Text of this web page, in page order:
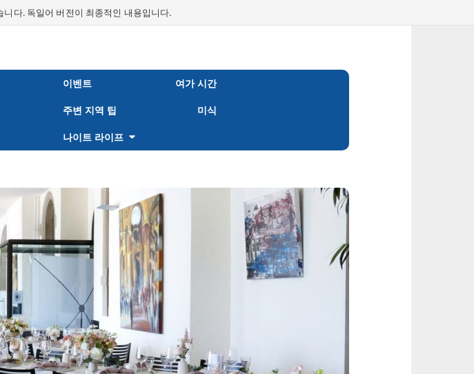
다. 독일어 버전이 최종적인 내용입니다.
이벤트 여가 시간
주변 지역 팁 미식
나이트 라이프